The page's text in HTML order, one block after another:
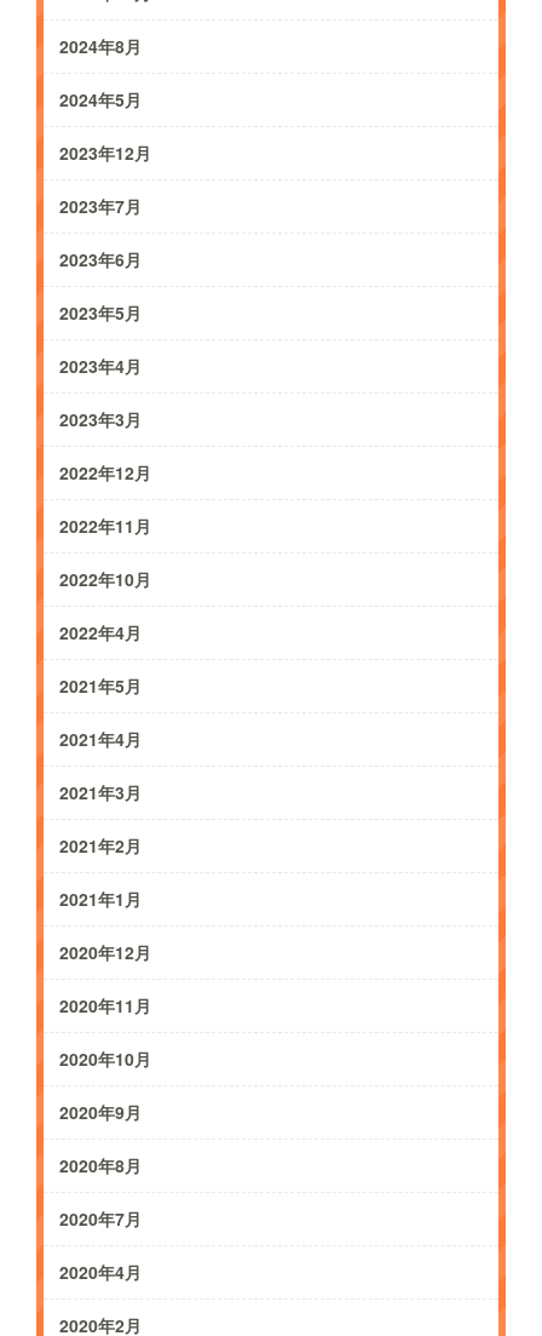
2024年8月
2024年5月
2023年12月
2023年7月
2023年6月
2023年5月
2023年4月
2023年3月
2022年12月
2022年11月
2022年10月
2022年4月
2021年5月
2021年4月
2021年3月
2021年2月
2021年1月
2020年12月
2020年11月
2020年10月
2020年9月
2020年8月
2020年7月
2020年4月
2020年2月